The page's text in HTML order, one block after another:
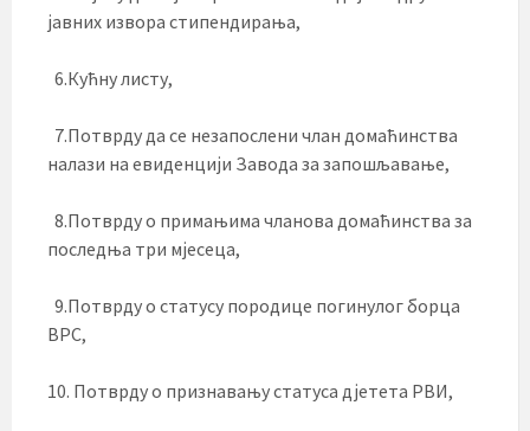
јавних извора стипендирања,
6.Кућну листу,
7.Потврду да се незапослени члан домаћинства
налази на евиденцији Завода за запошљавање,
8.Потврду о примањима чланова домаћинства за
последња три мјесеца,
9.Потврду о статусу породице погинулог борца
ВРС,
10. Потврду о признавању статуса дјетета РВИ,